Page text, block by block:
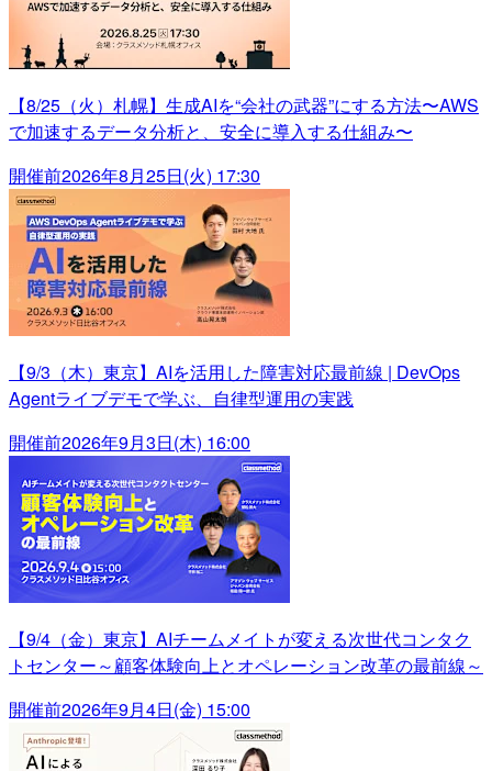
【8/25（火）札幌】生成AIを“会社の武器”にする方法〜AWS
で加速するデータ分析と、安全に導入する仕組み〜
開催前2026年8月25日(火) 17:30
【9/3（木）東京】AIを活用した障害対応最前線 | DevOps
Agentライブデモで学ぶ、自律型運用の実践
開催前2026年9月3日(木) 16:00
【9/4（金）東京】AIチームメイトが変える次世代コンタク
トセンター～顧客体験向上とオペレーション改革の最前線～
開催前2026年9月4日(金) 15:00